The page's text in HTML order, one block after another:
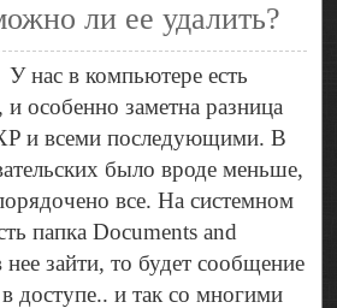
ли ее удалить?
У нас в компьютере есть
особенно заметна разница
и всеми последующими. В
было вроде меньше,
все. На системном
папка Documents and
зайти, то будет сообщение
доступе.. и так со многими